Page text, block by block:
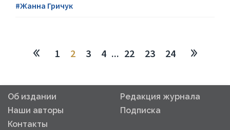
#Жанна Гричук
1 2 3 4 ... 22 23 24
Об издании
Редакция журнала
Наши авторы
Подписка
Контакты